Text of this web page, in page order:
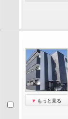
もっと見る